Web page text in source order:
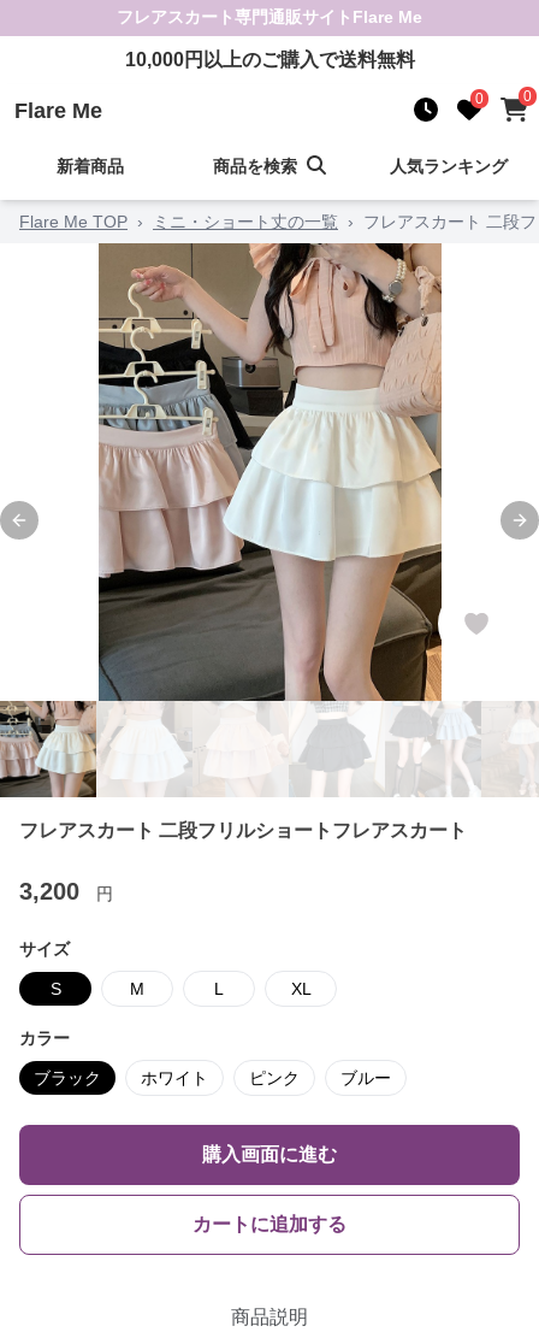
フレアスカート専門通販サイト Flare Me
10,000円以上のご購入で送料無料
Flare Me 0 0
新着商品 商品を検索 人気ランキング
Flare Me TOP › ミニ・ショート丈の一覧 › フレアスカート 二段
Previous slide
フレアスカート 二段フリルショートフレアスカート
3,200 円
サイズ
S M L XL
カラー
ブラック ホワイト ピンク ブルー
購入画面に進む
カートに追加する
商品説明